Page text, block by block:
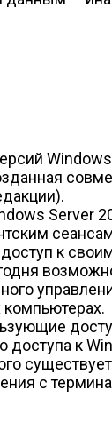
Server
к
к
с